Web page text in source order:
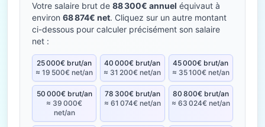
Votre salaire brut de 88 300€ annuel équivaut à
environ 68 874€ net. Cliquez sur un autre montant
ci-dessous pour calculer précisément son salaire
net :
25 000€ brut/an
≈ 19 500€ net/an
40 000€ brut/an
≈ 31 200€ net/an
45 000€ brut/an
≈ 35 100€ net/an
50 000€ brut/an
≈ 39 000€
net/an
78 300€ brut/an
≈ 61 074€ net/an
80 800€ brut/an
≈ 63 024€ net/an